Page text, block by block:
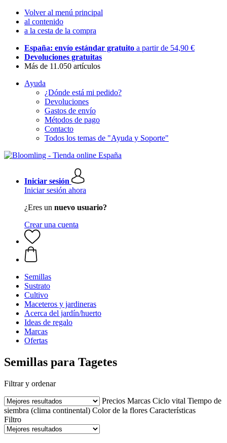
Volver al menú principal
al contenido
a la cesta de la compra
España: envío estándar gratuito a partir de 54,90 €
Devoluciones gratuitas
Más de 11.050 artículos
Ayuda
¿Dónde está mi pedido?
Devoluciones
Gastos de envío
Métodos de pago
Contacto
Todos los temas de "Ayuda y Soporte"
Iniciar sesión
Iniciar sesión ahora
¿Eres un nuevo usuario?
Crear una cuenta
Semillas
Sustrato
Cultivo
Maceteros y jardineras
Acerca del jardín/huerto
Ideas de regalo
Marcas
Ofertas
Semillas para Tagetes
Filtrar y ordenar
Precios Marcas Ciclo vital Tiempo de
siembra (clima continental) Color de la flores Características
Filtro